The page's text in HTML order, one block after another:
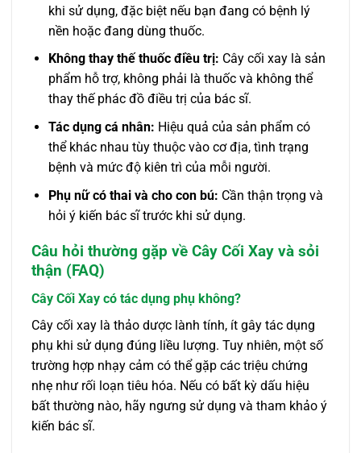
khi sử dụng, đặc biệt nếu bạn đang có bệnh lý
nền hoặc đang dùng thuốc.
Không thay thế thuốc điều trị: Cây cối xay là sản
phẩm hỗ trợ, không phải là thuốc và không thể
thay thế phác đồ điều trị của bác sĩ.
Tác dụng cá nhân: Hiệu quả của sản phẩm có
thể khác nhau tùy thuộc vào cơ địa, tình trạng
bệnh và mức độ kiên trì của mỗi người.
Phụ nữ có thai và cho con bú: Cần thận trọng và
hỏi ý kiến bác sĩ trước khi sử dụng.
Câu hỏi thường gặp về Cây Cối Xay và sỏi
thận (FAQ)
Cây Cối Xay có tác dụng phụ không?
Cây cối xay là thảo dược lành tính, ít gây tác dụng
phụ khi sử dụng đúng liều lượng. Tuy nhiên, một số
trường hợp nhạy cảm có thể gặp các triệu chứng
nhẹ như rối loạn tiêu hóa. Nếu có bất kỳ dấu hiệu
bất thường nào, hãy ngưng sử dụng và tham khảo ý
kiến bác sĩ.